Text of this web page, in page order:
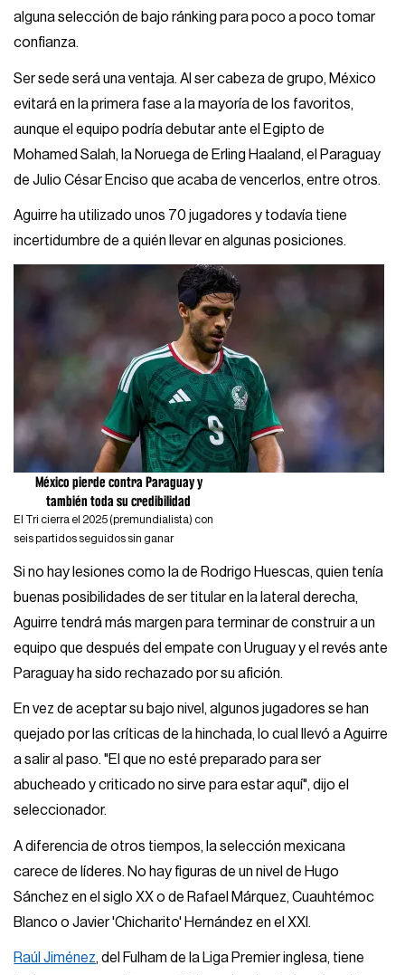
alguna selección de bajo ránking para poco a poco tomar
confianza.
Ser sede será una ventaja. Al ser cabeza de grupo, México
evitará en la primera fase a la mayoría de los favoritos,
aunque el equipo podría debutar ante el Egipto de
Mohamed Salah, la Noruega de Erling Haaland, el Paraguay
de Julio César Enciso que acaba de vencerlos, entre otros.
Aguirre ha utilizado unos 70 jugadores y todavía tiene
incertidumbre de a quién llevar en algunas posiciones.
México pierde contra Paraguay y
también toda su credibilidad
El Tri cierra el 2025 (premundialista) con
seis partidos seguidos sin ganar
Si no hay lesiones como la de Rodrigo Huescas, quien tenía
buenas posibilidades de ser titular en la lateral derecha,
Aguirre tendrá más margen para terminar de construir a un
equipo que después del empate con Uruguay y el revés ante
Paraguay ha sido rechazado por su afición.
En vez de aceptar su bajo nivel, algunos jugadores se han
quejado por las críticas de la hinchada, lo cual llevó a Aguirre
a salir al paso. "El que no esté preparado para ser
abucheado y criticado no sirve para estar aquí", dijo el
seleccionador.
A diferencia de otros tiempos, la selección mexicana
carece de líderes. No hay figuras de un nivel de Hugo
Sánchez en el siglo XX o de Rafael Márquez, Cuauhtémoc
Blanco o Javier 'Chicharito' Hernández en el XXI.
Raúl Jiménez, del Fulham de la Liga Premier inglesa, tiene